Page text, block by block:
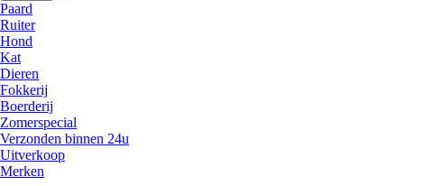
Paard
Ruiter
Hond
Kat
Dieren
Fokkerij
Boerderij
Zomerspecial
Verzonden binnen 24u
Uitverkoop
Merken